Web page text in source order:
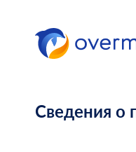
Сведения о